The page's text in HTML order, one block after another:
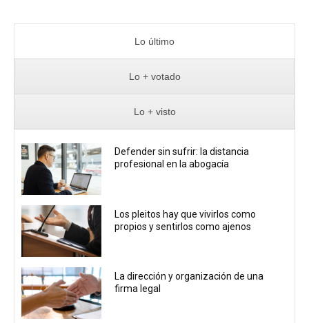
Lo último
Lo + votado
Lo + visto
Defender sin sufrir: la distancia
profesional en la abogacía
Los pleitos hay que vivirlos como
propios y sentirlos como ajenos
La dirección y organización de una
firma legal